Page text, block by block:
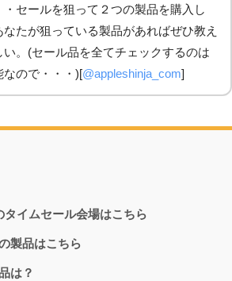
・セールを狙って２つの製品を購入し
なたが狙っている製品があればぜひ教え
い。(セール品を全てチェックするのは
なので・・・)[@appleshinja_com]
タイムセール会場はこちら
製品はこちら
は？